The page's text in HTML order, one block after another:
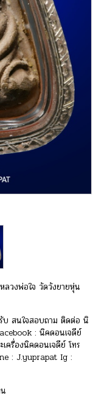
ลวงพ่อใจ วัดวังยายหุ่น
บ สนใจสอบถาม ติดต่อ นิ
: นิคดอนเจดีย์
ครื่องนิคดอนเจดีย์ โทร
: J.yuprapat Ig :